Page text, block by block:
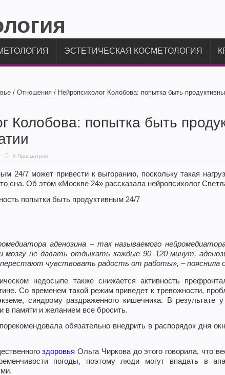
ЭСТЕТИЧЕСКАЯ КОСМЕТОЛОГИЯ
/ Отношения / Нейропсихолог Колобова: попытка быть
Колобова: попытка быть
9 Просмотров
24/7 может привести к выгоранию, поскольку такая
сна. Об этом «Москве 24» рассказала нейропсихолог
аденозина – так называемого
мозгу не давать отдыхать каждые 90–120 минут,
чувствовать радость от работы», – пояснила
недосыпе также снижается активность
Со временем такой режим приведет к тревожности,
синдрому раздраженного кишечника. В результате
в памяти и желанием все бросить.
обязательно внедрить в распорядок дня
здоровья Ольга Чиркова до этого говорила, что
погоды, поэтому люди могут впадать в